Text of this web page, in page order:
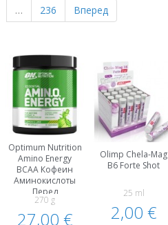
…
236 Вперед
Optimum Nutrition
Amino Energy
BCAA Кофеин
Аминокислоты
Пeред
Тренировкой И
Энергетики
270 g
27,00 €
Olimp Chela-Mag
B6 Forte Shot
25 ml
2,00 €